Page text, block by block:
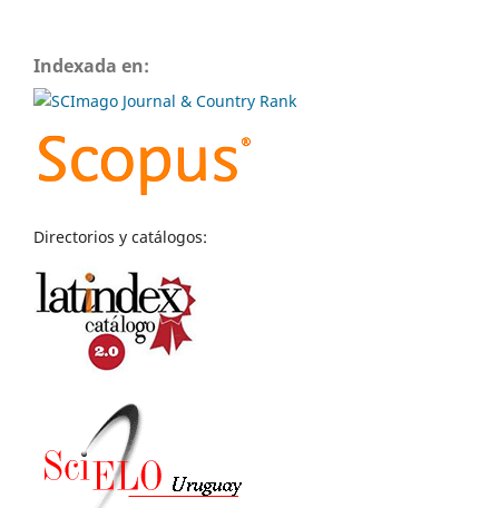
Indexada en:
Directorios y catálogos: